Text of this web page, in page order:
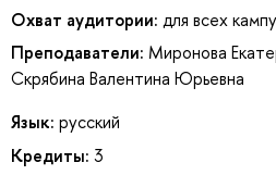
Охват аудитории: для всех
Преподаватели: Миронова
Скрябина Валентина Юрьевна
Язык: русский
Кредиты: 3